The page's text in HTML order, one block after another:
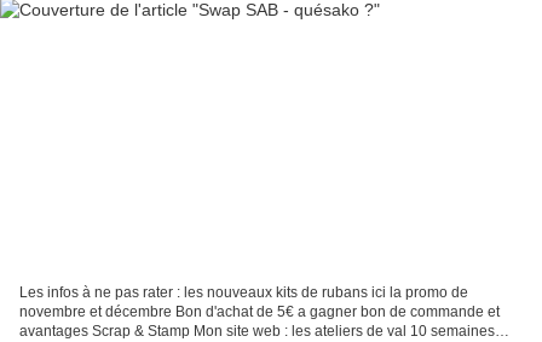
Les infos à ne pas rater : les nouveaux kits de rubans ici la promo de
novembre et décembre Bon d'achat de 5€ a gagner bon de commande et
avantages Scrap & Stamp Mon site web : les ateliers de val 10 semaines